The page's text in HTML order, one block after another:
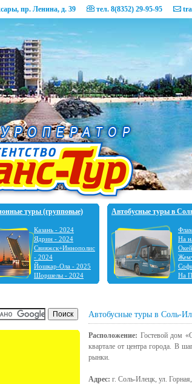
пр. Ленина, д. 39 тел. 8(8352) 29-95-95
туры (групповые)
Казань - 2024
Ядрин - 2024
Свияжск+Иннополис
- 2024
Йошкар-Ола - 2025
Шоршелы - 2024
Шальтямы - 2024
2023
Ульяновск - 2023
Фабрика ёлочных
игрушек "Ариель" -
Автобусные туры в
На
Окей
На
Автобусные туры в Соль-
Расположение: Гостевой дом
квартале от центра города. В
рынки.
Адрес: г. Соль-Илецк, ул.